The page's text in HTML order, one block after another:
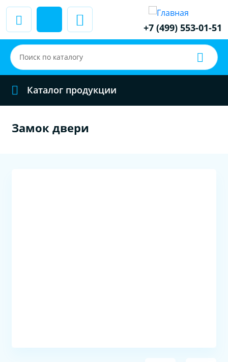
+7 (499) 553-01-51
Каталог продукции
Замок двери